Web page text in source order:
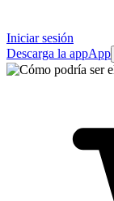
Iniciar sesión
Descarga la appApp